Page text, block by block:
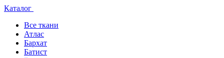
Каталог
Все ткани
Атлас
Бархат
Батист